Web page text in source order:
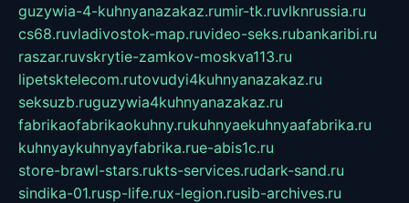
guzywia-4-kuhnyanazakaz.rumir-tk.ruvlknrussia.ru
cs68.ruvladivostok-map.ruvideo-seks.rubankaribi.ru
raszar.ruvskrytie-zamkov-moskva113.ru
lipetsktelecom.rutovudyi4kuhnyanazakaz.ru
seksuzb.ruguzywia4kuhnyanazakaz.ru
fabrikaofabrikaokuhny.rukuhnyaekuhnyaafabrika.ru
kuhnyaykuhnyayfabrika.rue-abis1c.ru
store-brawl-stars.rukts-services.rudark-sand.ru
sindika-01.rusp-life.rux-legion.rusib-archives.ru